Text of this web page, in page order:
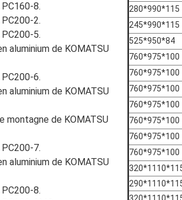
PC160-8.
PC200-2.
PC200-5.
aluminium de KOMATSU
PC200-6.
aluminium de KOMATSU
montagne de KOMATSU
PC200-7.
aluminium de KOMATSU
PC200-8.
280*990*115
245*990*115
525*950*84
760*975*100
760*975*100
760*975*100
760*975*100
760*975*100
760*975*100
760*975*100